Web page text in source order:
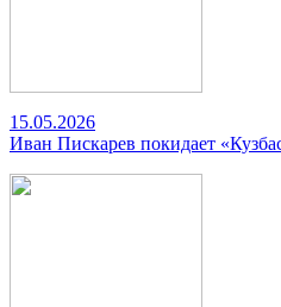
15.05.2026
Иван Пискарев покидает